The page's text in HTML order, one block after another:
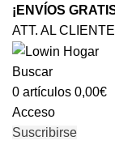
¡ENVÍOS
ATT. AL
Buscar
0 artículos 0,00€
Acceso
Suscribirse